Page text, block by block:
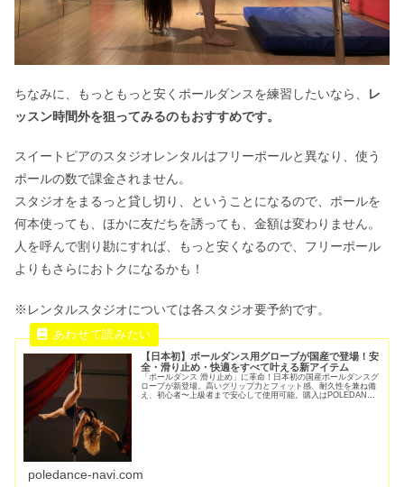
ちなみに、もっともっと安くポールダンスを練習したいなら、
レ
ッスン時間外を狙ってみるのもおすすめです。
スイートピアのスタジオレンタルはフリーポールと異なり、使う
ポールの数で課金されません。
スタジオをまるっと貸し切り、ということになるので、ポールを
何本使っても、ほかに友だちを誘っても、金額は変わりません。
人を呼んで割り勘にすれば、もっと安くなるので、フリーポール
よりもさらにおトクになるかも！
※レンタルスタジオについては各スタジオ要予約です。
【日本初】ポールダンス用グローブが国産で登場！安
全・滑り止め・快適をすべて叶える新アイテム
「ポールダンス 滑り止め」に革命！日本初の国産ポールダンスグ
ローブが新登場。高いグリップ力とフィット感、耐久性を兼ね備
え、初心者〜上級者まで安心して使用可能。購入はPOLEDANCE
poledance-navi.com